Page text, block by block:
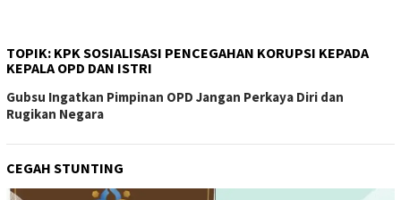
TOPIK: KPK SOSIALISASI PENCEGAHAN KORUPSI KEPADA
KEPALA OPD DAN ISTRI
Gubsu Ingatkan Pimpinan OPD Jangan Perkaya Diri dan
Rugikan Negara
CEGAH STUNTING